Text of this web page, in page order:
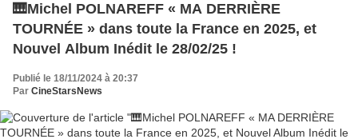
🎹Michel POLNAREFF « MA DERRIÈRE
TOURNÉE » dans toute la France en 2025, et
Nouvel Album Inédit le 28/02/25 !
Publié le 18/11/2024 à 20:37
Par CineStarsNews